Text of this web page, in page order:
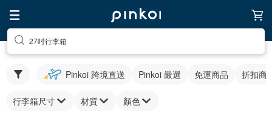
27吋行李箱
Pinkoi 跨境直送 Pinkoi 嚴選 免運商品 折扣商
行李箱尺寸 材質 顏色